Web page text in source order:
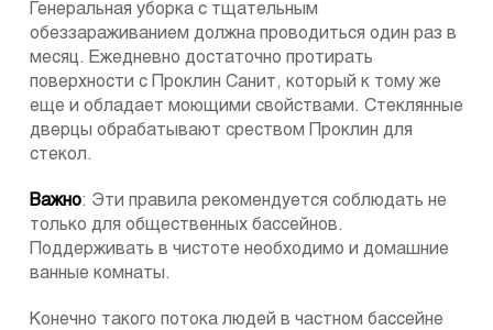
Генеральная уборка с тщательным
обеззараживанием должна проводиться один раз в
месяц. Ежедневно достаточно протирать
поверхности с Проклин Санит, который к тому же
еще и обладает моющими свойствами. Стеклянные
дверцы обрабатывают среством Проклин для
стекол.
Важно: Эти правила рекомендуется соблюдать не
только для общественных бассейнов.
Поддерживать в чистоте необходимо и домашние
ванные комнаты.
Конечно такого потока людей в частном бассейне